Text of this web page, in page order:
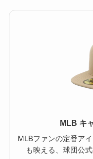
MLB キ
MLBファンの定番ア
も映える、球団公